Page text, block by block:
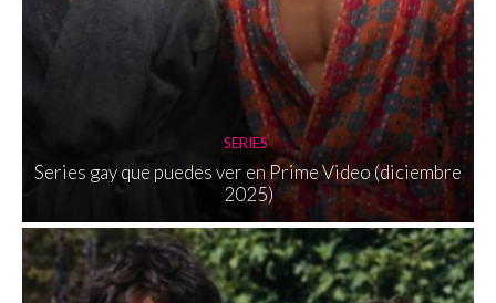
SERIES
Series gay que puedes ver en Prime Video (diciembre
2025)